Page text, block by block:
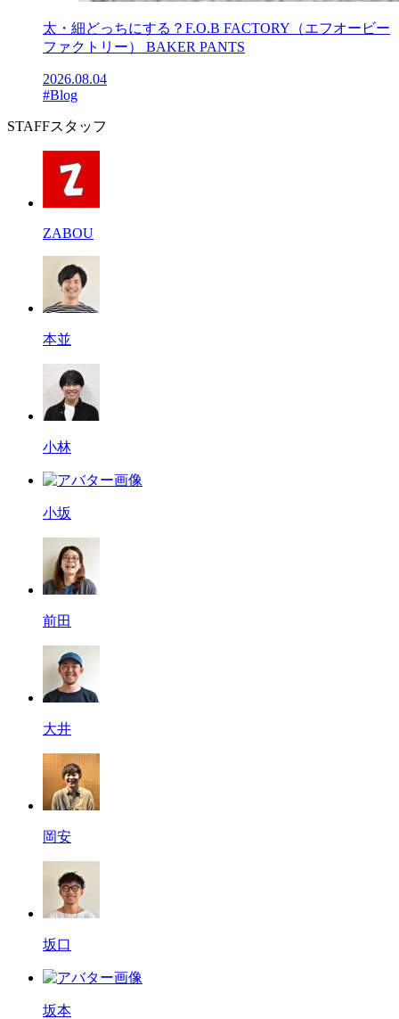
太・細どっちにする？F.O.B FACTORY（エフオービー
ファクトリー） BAKER PANTS
2026.08.04
#Blog
STAFFスタッフ
ZABOU
本並
小林
小坂
前田
大井
岡安
坂口
坂本